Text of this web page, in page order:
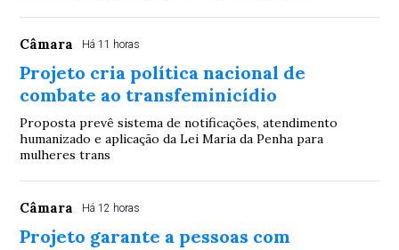
Câmara Há 11 horas
Projeto cria política nacional de
combate ao transfeminicídio
Proposta prevê sistema de notificações, atendimento
humanizado e aplicação da Lei Maria da Penha para
mulheres trans
Câmara Há 12 horas
Projeto garante a pessoas com